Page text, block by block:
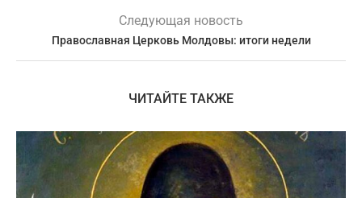
Следующая новость
Православная Церковь Молдовы: итоги недели
ЧИТАЙТЕ ТАКЖЕ